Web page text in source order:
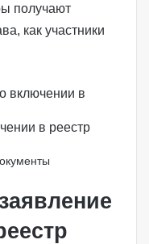
получают
как участники
включении в
в реестр